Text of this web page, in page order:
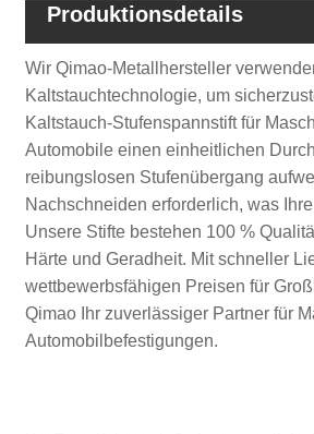
Produktionsdetails
Wir Qimao-Metallhersteller
Kaltstauchtechnologie, um
Kaltstauch-Stufenspannstift für
Automobile einen einheitlichen
reibungslosen Stufenübergang
Nachschneiden erforderlich, was
Unsere Stifte bestehen 100 %
Härte und Geradheit. Mit schneller
wettbewerbsfähigen Preisen für
Qimao Ihr zuverlässiger Partner für
Automobilbefestigungen.